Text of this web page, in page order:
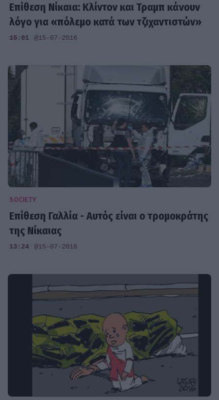
Επίθεση Νίκαια: Κλίντον και Τραμπ κάνουν
λόγο για «πόλεμο κατά των τζιχαντιστών»
15:01 @15-07-2016
SOCIETY
Επίθεση Γαλλία - Αυτός είναι ο τρομοκράτης
της Νίκαιας
13:24 @15-07-2016